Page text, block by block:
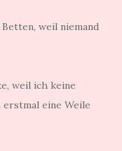
weil niemand
weil ich keine
erstmal eine Weile